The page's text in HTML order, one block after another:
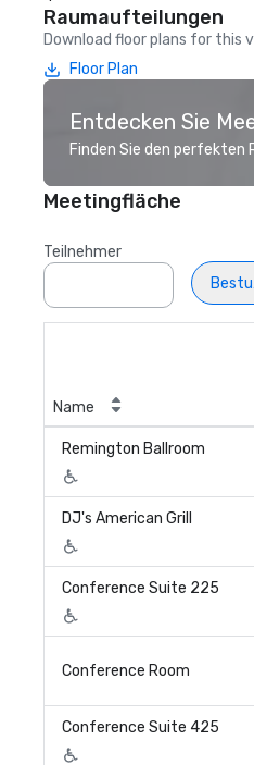
Raumaufteilungen
Download floor plans for this
Floor Plan
Entdecken Sie
Finden Sie den
Meetingfläche
Teilnehmer
Name
Remington Ballroom
DJ's American Grill
Conference Suite 225
Conference Room
Conference Suite 425